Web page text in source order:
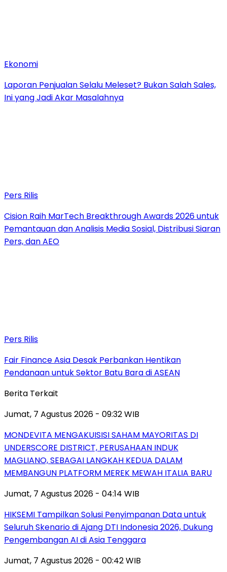
Ekonomi
Laporan Penjualan Selalu Meleset? Bukan Salah Sales,
Ini yang Jadi Akar Masalahnya
Pers Rilis
Cision Raih MarTech Breakthrough Awards 2026 untuk
Pemantauan dan Analisis Media Sosial, Distribusi Siaran
Pers, dan AEO
Pers Rilis
Fair Finance Asia Desak Perbankan Hentikan
Pendanaan untuk Sektor Batu Bara di ASEAN
Berita Terkait
Jumat, 7 Agustus 2026 - 09:32 WIB
MONDEVITA MENGAKUISISI SAHAM MAYORITAS DI
UNDERSCORE DISTRICT, PERUSAHAAN INDUK
MAGLIANO, SEBAGAI LANGKAH KEDUA DALAM
MEMBANGUN PLATFORM MEREK MEWAH ITALIA BARU
Jumat, 7 Agustus 2026 - 04:14 WIB
HIKSEMI Tampilkan Solusi Penyimpanan Data untuk
Seluruh Skenario di Ajang DTI Indonesia 2026, Dukung
Pengembangan AI di Asia Tenggara
Jumat, 7 Agustus 2026 - 00:42 WIB